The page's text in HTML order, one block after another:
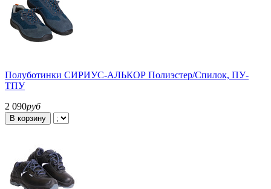
Полуботинки СИРИУС-АЛЬКОР Полиэстер/Спилок, ПУ-
ТПУ
2 090руб
В корзину